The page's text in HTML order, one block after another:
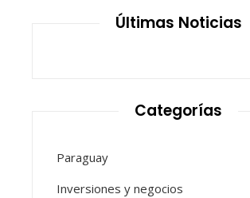
Últimas Noticias
Categorías
Paraguay
Inversiones y negocios